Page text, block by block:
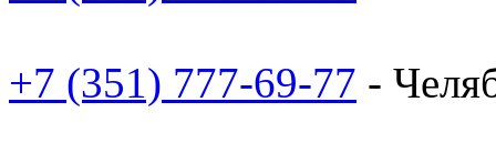
+7 (351) 777-69-77 -